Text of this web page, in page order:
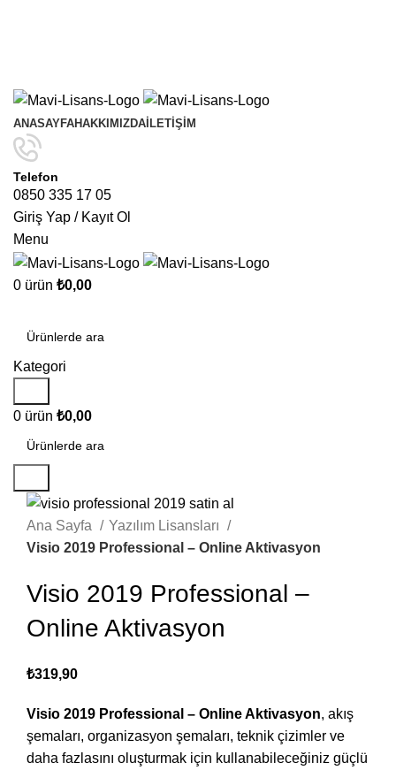
ANASAYFAHAKKIMIZDA İLETIŞIM
Telefon
0850 335 17 05
Giriş Yap / Kayıt Ol
Menu
0 ürün ₺0,00
Kategori
0 ürün ₺0,00
Ana Sayfa
Yazılım Lisansları
Visio 2019 Professional – Online Aktivasyon
Visio 2019 Professional –
Online Aktivasyon
₺319,90
Visio 2019 Professional – Online Aktivasyon, akış
şemaları, organizasyon şemaları, teknik çizimler ve
daha fazlasını oluşturmak için kullanabileceğiniz güçlü